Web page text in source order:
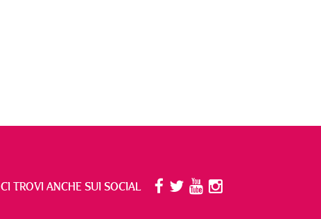
CI TROVI ANCHE SUI SOCIAL